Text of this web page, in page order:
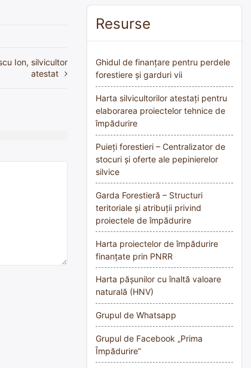
Ion, silvicultor
atestat
Resurse
Ghidul de finanțare pentru perdele
forestiere și garduri vii
Harta silvicultorilor atestați pentru
elaborarea proiectelor tehnice de
împădurire
Puieți forestieri – Centralizator de
stocuri și oferte ale pepinierelor
silvice
Garda Forestieră – Structuri
teritoriale și atribuții privind
proiectele de împădurire
Harta proiectelor de împădurire
finanțate prin PNRR
Harta pășunilor cu înaltă valoare
naturală (HNV)
Grupul de Whatsapp
Grupul de Facebook „Prima
Împădurire”